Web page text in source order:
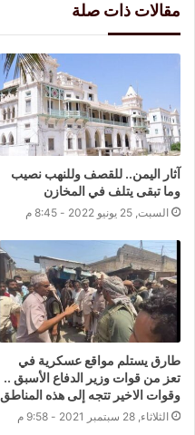
مقالات ذات صلة
آثار اليمن.. للقصف وللنهب نصيب
وما تبقى يتلف في المخازن
السبت, 25 يونيو 2022 - 8:45 م
طارق يستلم مواقع عسكرية في
تعز من قوات وزير الدفاع الأسبق ..
وقوات الاخير تتجه إلى هذه المناطق
الثلاثاء, 28 سبتمبر 2021 - 9:58 م